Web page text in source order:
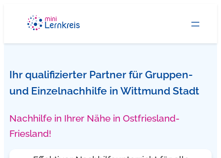
springen
Ihr qualifizierter Partner für Gruppen-
und Einzelnachhilfe in Wittmund Stadt
Nachhilfe in Ihrer Nähe in Ostfriesland-
Friesland!